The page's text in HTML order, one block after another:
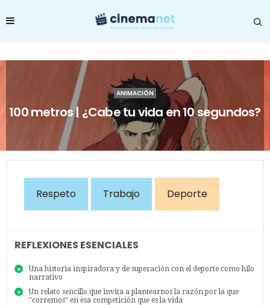
ANIMACIÓN
100 metros | ¿Cabe tu vida en 10 segundos?
Respeto Trabajo Deporte
REFLEXIONES ESENCIALES
Una historia inspiradora y de superación con el deporte como hilo
narrativo
Un relato sencillo que invita a plantearnos la razón por la que
"corremos" en esa competición que es la vida